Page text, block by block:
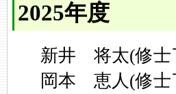
2025年度
新井 将太(修士
岡本 恵人(修士